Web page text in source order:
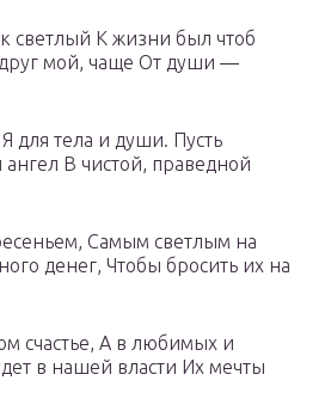
светлый К жизни был чтоб
друг мой, чаще От души —
для тела и души. Пусть
ангел В чистой, праведной
Самым светлым на
денег, Чтобы бросить их на
счастье, А в любимых и
в нашей власти Их мечты